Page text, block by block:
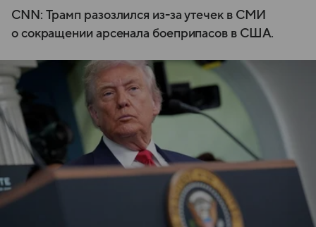
CNN: Трамп разозлился из-за утечек в СМИ
о сокращении арсенала боеприпасов в США.